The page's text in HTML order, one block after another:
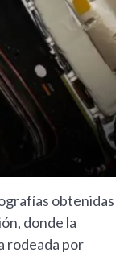
obtenidas
donde la
rodeada por